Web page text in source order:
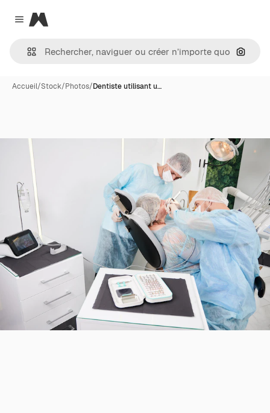
Close menu
Magnific
Accueil/Stock/Photos/Dentiste utilisant u…